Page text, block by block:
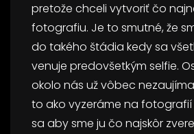
pretože chceli vytvoriť čo
fotografiu. Je to smutné, že
do takého štádia kedy sa
venuje predovšetkým selfie.
okolo nás už vôbec
to ako vyzeráme na
sa aby sme ju čo najskôr